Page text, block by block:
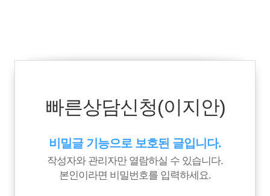
빠른상담신청(이지안)
비밀글 기능으로 보호된 글입니다.
작성자와 관리자만 열람하실 수 있습니다.
본인이라면 비밀번호를 입력하세요.